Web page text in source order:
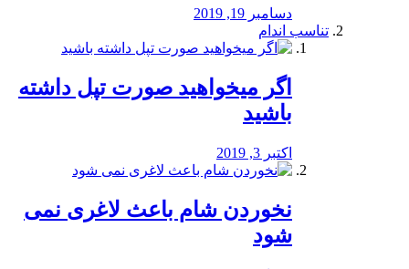
دسامبر 19, 2019
تناسب اندام
اگر میخواهید صورت تپل داشته
باشید
اکتبر 3, 2019
نخوردن شام باعث لاغری نمی
‌شود